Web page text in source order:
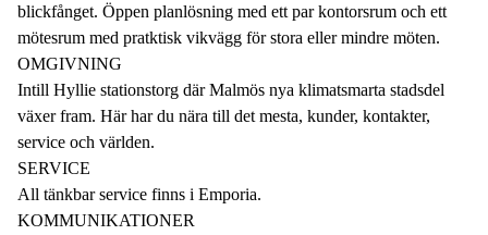
blickfånget. Öppen planlösning med ett par kontorsrum och ett
mötesrum med pratktisk vikvägg för stora eller mindre möten.
OMGIVNING
Intill Hyllie stationstorg där Malmös nya klimatsmarta stadsdel
växer fram. Här har du nära till det mesta, kunder, kontakter,
service och världen.
SERVICE
All tänkbar service finns i Emporia.
KOMMUNIKATIONER